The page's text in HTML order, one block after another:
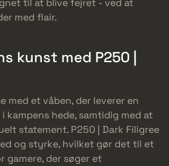
til at blive fejret - ved at
med flair.
kunst med P250 |
med et våben, der leverer en
hede, samtidig med at
statement. P250 | Dark Filigree
og styrke, hvilket gør det til et
gamere, der søger et